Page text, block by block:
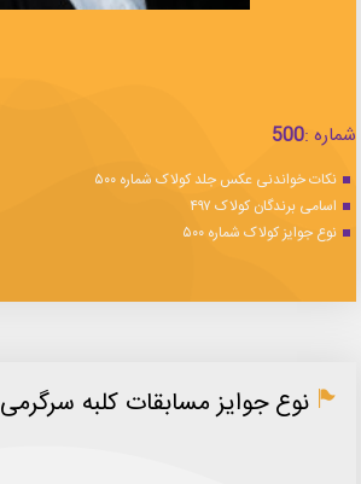
شماره :500
نکات خواندنی عکس جلد کولاک شماره ۵۰۰
اسامی برندگان کولاک ۴۹۷
نوع جوایز کولاک شماره ۵۰۰
نوع جوایز مسابقات کلبه سرگرمی ۳۴۳